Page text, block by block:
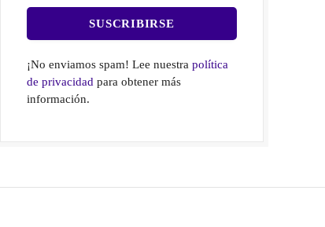
¡No enviamos spam! Lee nuestrapolítica
de privacidad para obtener más
información.